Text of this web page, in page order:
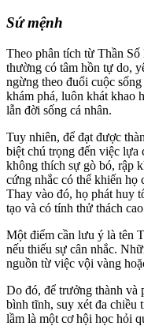
Sứ mệnh
Theo phân tích từ Thần
thường có tâm hồn tự do,
ngừng theo đuổi cuộc
khám phá, luôn khát khao
lẫn đời sống cá nhân.
Tuy nhiên, để đạt được
biệt chú trọng đến việc
không thích sự gò bó, rập
cứng nhắc có thể khiến họ
Thay vào đó, họ phát huy
tạo và có tính thử thách
Một điểm cần lưu ý là tên
nếu thiếu sự cân nhắc.
nguồn từ việc vội vàng
Do đó, để trưởng thành và
bình tĩnh, suy xét đa chiều
lầm là một cơ hội học hỏi